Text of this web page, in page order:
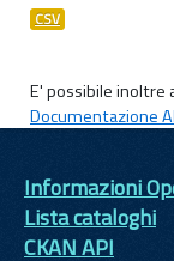
CSV
E' possibile inoltre
Documentazione
Informazioni
Lista cataloghi
CKAN API